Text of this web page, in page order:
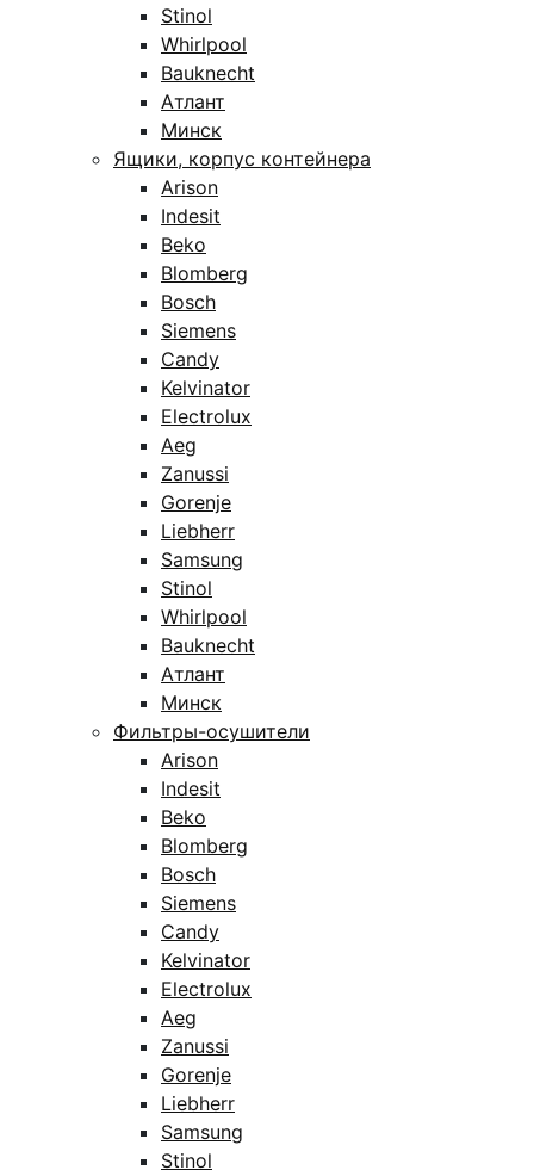
Stinol
Whirlpool
Bauknecht
Атлант
Минск
Ящики, корпус контейнера
Arison
Indesit
Beko
Blomberg
Bosch
Siemens
Candy
Kelvinator
Electrolux
Aeg
Zanussi
Gorenje
Liebherr
Samsung
Stinol
Whirlpool
Bauknecht
Атлант
Минск
Фильтры-осушители
Arison
Indesit
Beko
Blomberg
Bosch
Siemens
Candy
Kelvinator
Electrolux
Aeg
Zanussi
Gorenje
Liebherr
Samsung
Stinol